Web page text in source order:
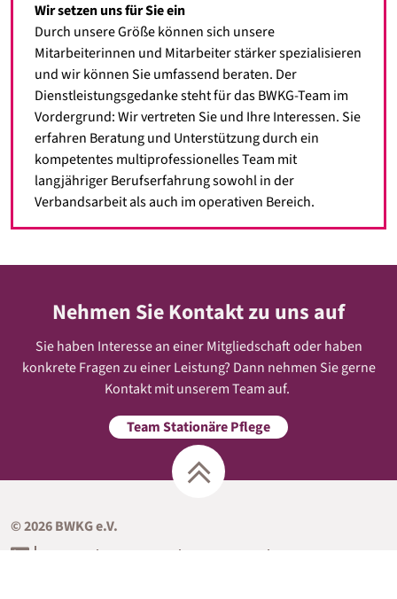
Wir setzen uns für Sie ein
Durch unsere Größe können sich unsere
Mitarbeiterinnen und Mitarbeiter stärker spezialisieren
und wir können Sie umfassend beraten. Der
Dienstleistungsgedanke steht für das BWKG-Team im
Vordergrund: Wir vertreten Sie und Ihre Interessen. Sie
erfahren Beratung und Unterstützung durch ein
kompetentes multiprofessionelles Team mit
langjähriger Berufserfahrung sowohl in der
Verbandsarbeit als auch im operativen Bereich.
Nehmen Sie Kontakt zu uns auf
Sie haben Interesse an einer Mitgliedschaft oder haben
konkrete Fragen zu einer Leistung? Dann nehmen Sie gerne
Kontakt mit unserem Team auf.
Team Stationäre Pflege
© 2026 BWKG e.V.